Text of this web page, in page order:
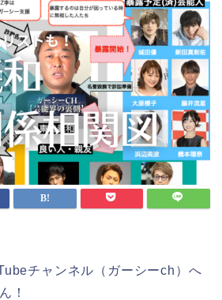
チャンネル（ガーシーch）へ
！